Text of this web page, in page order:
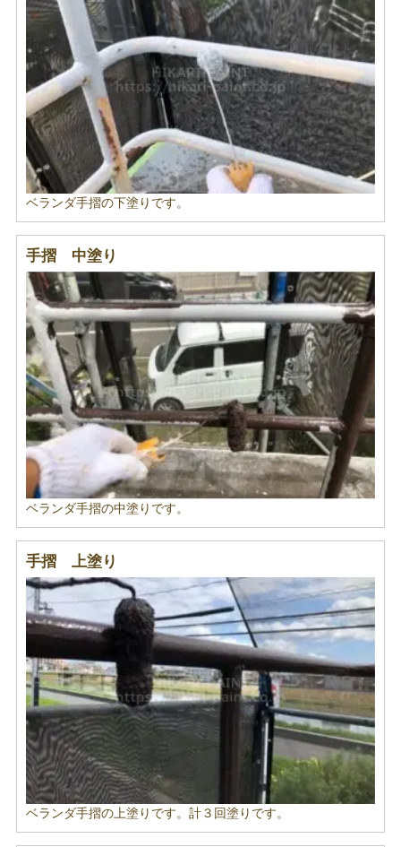
ベランダ手摺の下塗りです。
手摺 中塗り
ベランダ手摺の中塗りです。
手摺 上塗り
ベランダ手摺の上塗りです。計３回塗りです。